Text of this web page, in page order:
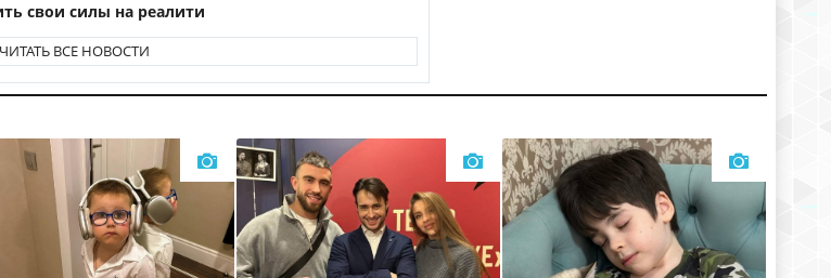
свои силы на реалити
ЧИТАТЬ ВСЕ НОВОСТИ